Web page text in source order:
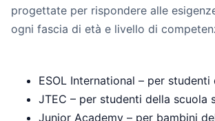
progettate per rispondere alle
ogni fascia di età e livello di
ESOL International – per studenti
JTEC – per studenti della scuola
Junior Academy – per bambini